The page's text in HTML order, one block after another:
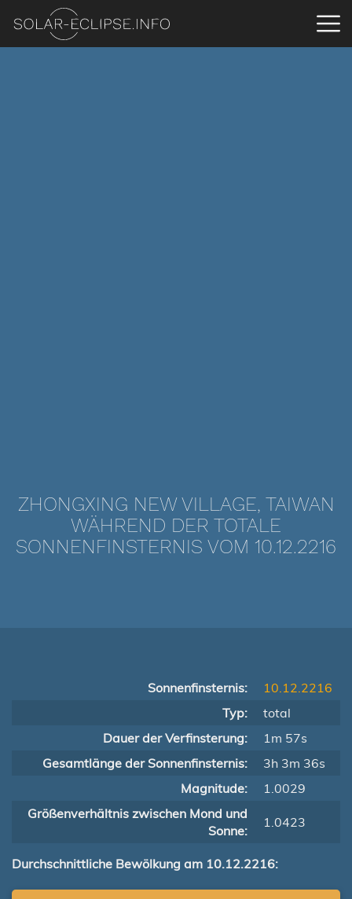
ZHONGXING NEW VILLAGE, TAIWAN
WÄHREND DER TOTALE
SONNENFINSTERNIS VOM 10.12.2216
Sonnenfinsternis:
10.12.2216
Typ:
total
Dauer der Verfinsterung:
1m 57s
Gesamtlänge der Sonnenfinsternis:
3h 3m 36s
Magnitude:
1.0029
Größenverhältnis zwischen Mond und
Sonne:
1.0423
Durchschnittliche Bewölkung am 10.12.2216: